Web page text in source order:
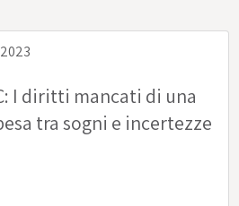
I diritti mancati di una
tra sogni e incertezze